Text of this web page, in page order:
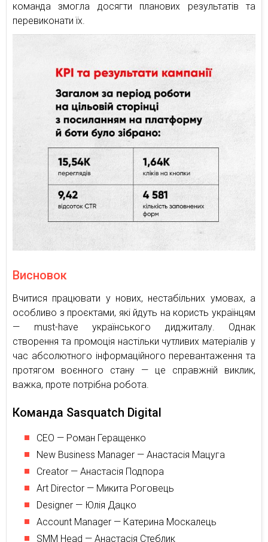
команда змогла досягти планових результатів та
перевиконати їх.
Висновок
Вчитися працювати у нових, нестабільних умовах, а
особливо з проєктами, які йдуть на користь українцям
— must-have українського диджиталу. Однак
створення та промоція настільки чутливих матеріалів у
час абсолютного інформаційного перевантаження та
протягом воєнного стану — це справжній виклик,
важка, проте потрібна робота.
Команда Sasquatch Digital
CEO — Роман Геращенко
New Business Manager — Анастасія Мацуга
Creator — Анастасія Подпора
Art Director — Микита Роговець
Designer — Юлія Дацко
Account Manager — Катерина Москалець
SMM Head — Анастасія Стеблик